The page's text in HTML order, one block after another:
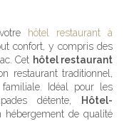
hôtel restaurant à
confort, y compris des
Cet hôtel restaurant
restaurant traditionnel,
Idéal pour les
détente,
Hôtel-
hébergement de qualité